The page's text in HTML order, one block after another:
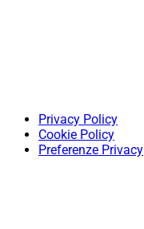
Privacy Policy
Cookie Policy
Preferenze Privacy